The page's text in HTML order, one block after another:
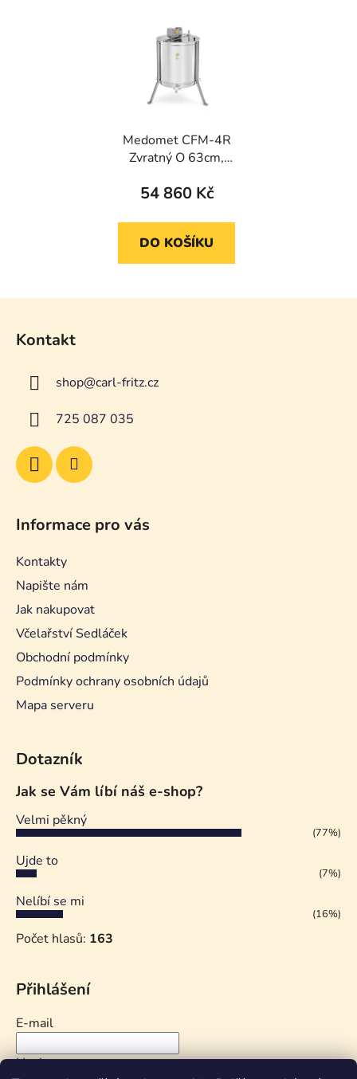
Medomet CFM-4R
Zvratný O 63cm,
54 860 Kč
DO KOŠÍKU
Kontakt
shop@carl-fritz.cz
725 087 035
Informace pro vás
Kontakty
Napište nám
Jak nakupovat
Včelařství Sedláček
Obchodní podmínky
Podmínky ochrany osobních údajů
Mapa serveru
Dotazník
Jak se Vám líbí náš e-shop?
Velmi pěkný
(77%)
Ujde to
(7%)
Nelíbí se mi
(16%)
Počet hlasů: 163
Přihlášení
E-mail
Heslo